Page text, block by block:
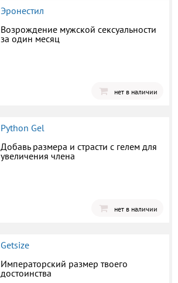
Эронестил
Возрождение мужской сексуальности
за один месяц
нет в наличии
Python Gel
Добавь размера и страсти с гелем для
увеличения члена
нет в наличии
Getsize
Императорский размер твоего
достоинства